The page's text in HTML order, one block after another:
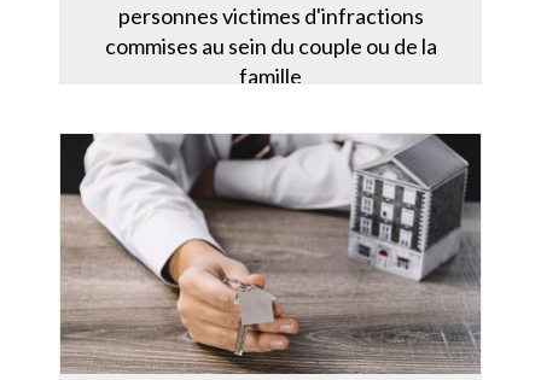
personnes victimes d'infractions
commises au sein du couple ou de la
famille